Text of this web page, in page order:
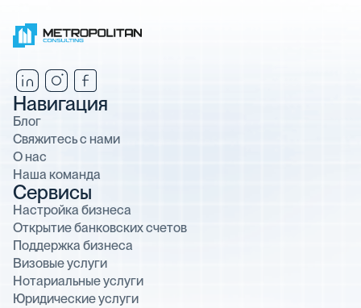
Сервисы
Настройка бизнеса
Открытие банковских счетов
Поддержка бизнеса
Визовые услуги
Нотариальные услуги
Юридические услуги
Навигация
Блог
Свяжитесь с нами
О нас
Наша команда